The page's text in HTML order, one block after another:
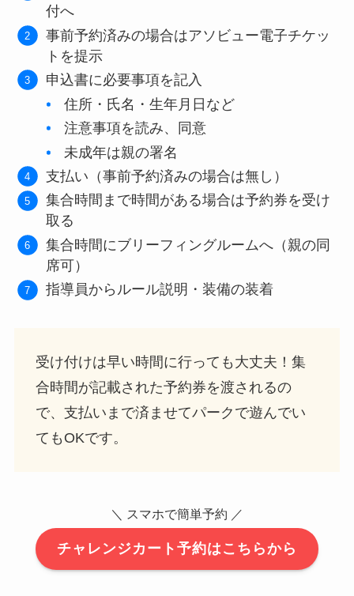
付へ
事前予約済みの場合はアソビュー電子チケッ
トを提示
申込書に必要事項を記入
住所・氏名・生年月日など
注意事項を読み、同意
未成年は親の署名
支払い（事前予約済みの場合は無し）
集合時間まで時間がある場合は予約券を受け
取る
集合時間にブリーフィングルームへ（親の同
席可）
指導員からルール説明・装備の装着
受け付けは早い時間に行っても大丈夫！集
合時間が記載された予約券を渡されるの
で、支払いまで済ませてパークで遊んでい
てもOKです。
＼ スマホで簡単予約 ／
チャレンジカート予約はこちらから